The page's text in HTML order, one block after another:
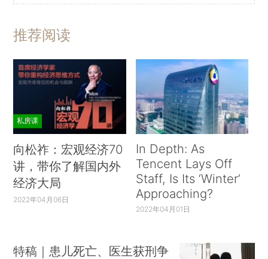
推荐阅读
私房课
向松祚：宏观经济70
讲，带你了解国内外
经济大局
2022年04月06日
In Depth: As
Tencent Lays Off
Staff, Is Its ‘Winter’
Approaching?
2022年04月01日
特稿｜患儿死亡、医生获刑争